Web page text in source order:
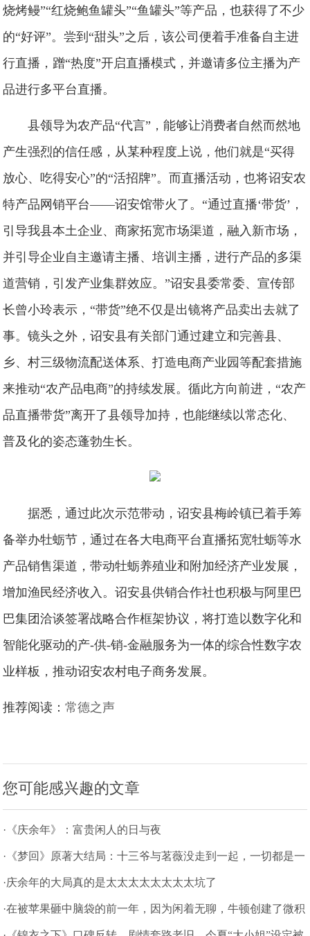
烧烤鳗”“红烧鲍鱼罐头”“鱼罐头”等产品，也获得了不少
的“好评”。尝到“甜头”之后，该公司便着手准备自主进
行直播，蹭“热度”开启直播模式，并邀请多位主播为产
品进行多平台直播。
县领导为农产品“代言”，能够让消费者自然而然地
产生强烈的信任感，从某种程度上说，他们就是“买得
放心、吃得安心”的“活招牌”。而直播活动，也将诏安农
特产品网销平台——诏安馆带火了。“通过直播‘带货’，
引导我县本土企业、商家拓宽市场渠道，融入新市场，
并引导企业自主邀请主播、培训主播，进行产品的多渠
道营销，引发产业集群效应。”诏安县委常委、宣传部
长曾小玲表示，“带货”绝不仅是出镜将产品卖出去就了
事。镜头之外，诏安县有关部门通过建立和完善县、
乡、村三级物流配送体系、打造电商产业园等配套措施
来推动“农产品电商”的持续发展。循此方向前进，“农产
品直播带货”离开了县领导加持，也能继续以常态化、
普及化的姿态蓬勃生长。
据悉，通过此次示范带动，诏安县梅岭镇已着手筹
备举办牡蛎节，通过在各大电商平台直播拓宽牡蛎等水
产品销售渠道，带动牡蛎养殖业和附加经济产业发展，
增加渔民经济收入。诏安县供销合作社也积极与阿里巴
巴集团洽谈签署战略合作框架协议，将打造以数字化和
智能化驱动的产-供-销-金融服务为一体的综合性数字农
业样板，推动诏安农村电子商务发展。
推荐阅读：常德之声
您可能感兴趣的文章
·《庆余年》：富贵闲人的日与夜
·《梦回》原著大结局：十三爷与茗薇没走到一起，一切都是一
场梦
·庆余年的大局真的是太太太太太太太太坑了
·在被苹果砸中脑袋的前一年，因为闲着无聊，牛顿创建了微积